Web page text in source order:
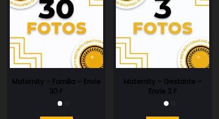
Maternity – Familia – Envie
30 F
Maternity – Gestante –
Envie 3 F